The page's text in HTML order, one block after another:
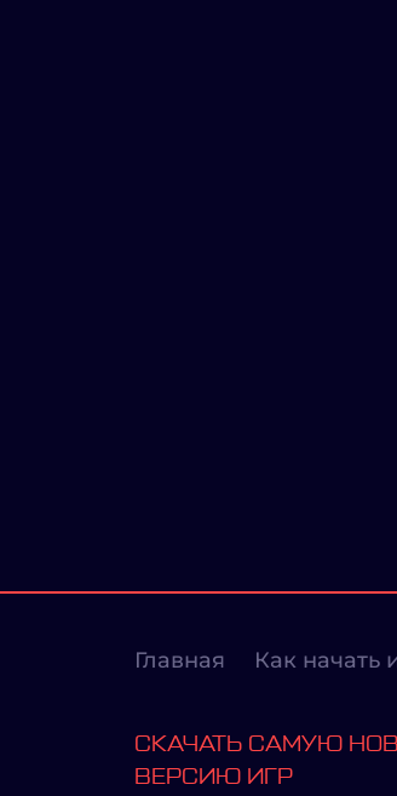
Главная Как начать
СКАЧАТЬ САМУЮ
ВЕРСИЮ ИГР